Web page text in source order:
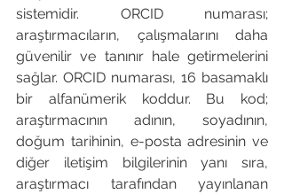
sistemidir. ORCID numarası;
araştırmacıların, çalışmalarını daha
güvenilir ve tanınır hale getirmelerini
sağlar. ORCID numarası, 16 basamaklı
bir alfanümerik koddur. Bu kod;
araştırmacının adının, soyadının,
doğum tarihinin, e-posta adresinin ve
diğer iletişim bilgilerinin yanı sıra,
araştırmacı tarafından yayınlanan